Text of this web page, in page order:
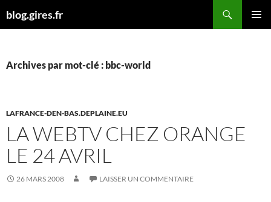
aublog.gires.fr
Archives par mot-clé : bbc-world
LAFRANCE-DEN-BAS.DEPLAINE.EU
LA WEBTV CHEZ ORANGE
LE 24 AVRIL
26 MARS 2008 LAISSER UN COMMENTAIRE